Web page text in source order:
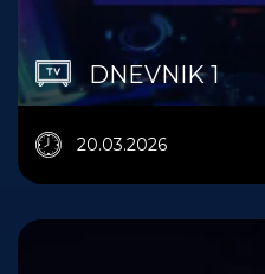
DNEVNIK 1
20.03.2026